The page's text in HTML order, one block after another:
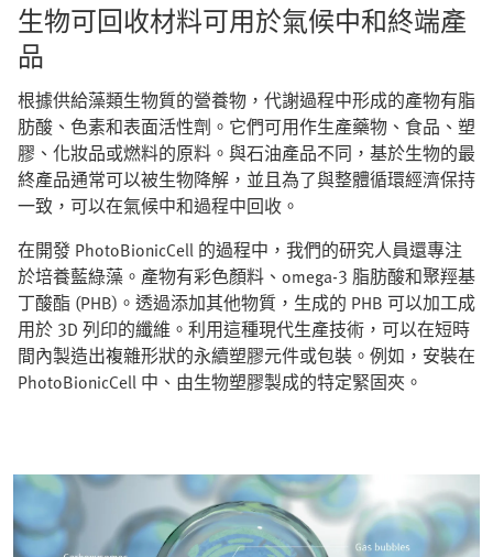
生物可回收材料可用於氣候中和終端產
品
根據供給藻類生物質的營養物，代謝過程中形成的產物有脂
肪酸、色素和表面活性劑。它們可用作生產藥物、食品、塑
膠、化妝品或燃料的原料。與石油產品不同，基於生物的最
終產品通常可以被生物降解，並且為了與整體循環經濟保持
一致，可以在氣候中和過程中回收。
在開發 PhotoBionicCell 的過程中，我們的研究人員還專注
於培養藍綠藻。產物有彩色顏料、omega-3 脂肪酸和聚羥基
丁酸酯 (PHB)。透過添加其他物質，生成的 PHB 可以加工成
用於 3D 列印的纖維。利用這種現代生產技術，可以在短時
間內製造出複雜形狀的永續塑膠元件或包裝。例如，安裝在
PhotoBionicCell 中、由生物塑膠製成的特定緊固夾。